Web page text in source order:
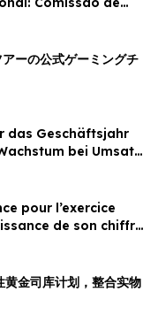
Abre
Painel de
ーの公式ゲーミングチ
das Geschäftsjahr
bei Umsatz
Börsengang vor 30
um das 500-Fache
pour l’exercice
de son chiffre
marquant
par 500 de son
ans depuis son
金司库计划，整合实物